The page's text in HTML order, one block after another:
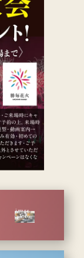
image
photo